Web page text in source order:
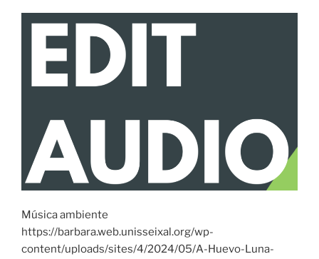
Música ambiente
https://barbara.web.unisseixal.org/wp-
content/uploads/sites/4/2024/05/A-Huevo-Luna-